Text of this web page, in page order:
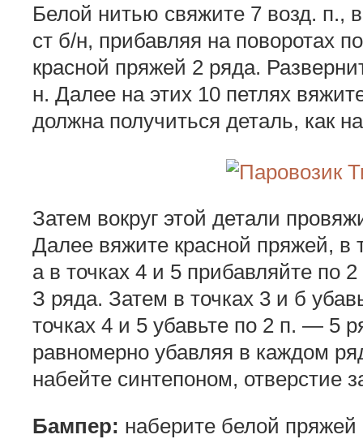
Белой нитью свяжите 7 возд. п.,
ст б/н, прибавляя на поворотах
красной пряжей 2 ряда.
н. Далее на этих 10 петлях
должна получиться деталь, как
Затем вокруг этой детали
Далее вяжите красной пряжей, в
а в точках 4 и 5 прибавляйте по
З ряда. Затем в точках 3 и б
точках 4 и 5 убавьте по 2 п. — 5
равномерно убавляя в каждом
набейте синтепоном, отверстие
Бампер: наберите белой